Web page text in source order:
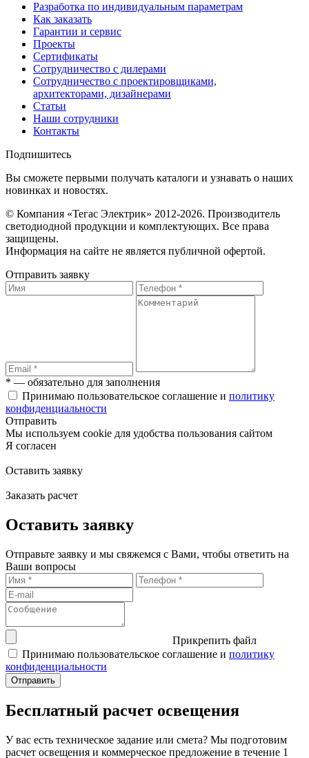
Разработка по индивидуальным параметрам
Как заказать
Гарантии и сервис
Проекты
Сертификаты
Сотрудничество с дилерами
Сотрудничество с проектировщиками,
архитекторами, дизайнерами
Статьи
Наши сотрудники
Контакты
Подпишитесь
Вы сможете первыми получать каталоги и узнавать о наших
новинках и новостях.
© Компания «Тегас Электрик» 2012-2026. Производитель
светодиодной продукции и комплектующих. Все права
защищены.
Информация на сайте не является публичной офертой.
Отправить заявку
* — обязательно для заполнения
Принимаю пользовательское соглашение и политику
конфиденциальности
Отправить
Мы используем cookie для удобства пользования сайтом
Я согласен
Оставить заявку
Заказать расчет
Оставить заявку
Отправьте заявку и мы свяжемся с Вами, чтобы ответить на
Ваши вопросы
Прикрепить файл
Принимаю пользовательское соглашение и политику
конфиденциальности
Бесплатный расчет освещения
У вас есть техническое задание или смета? Мы подготовим
расчет освещения и коммерческое предложение в течение 1